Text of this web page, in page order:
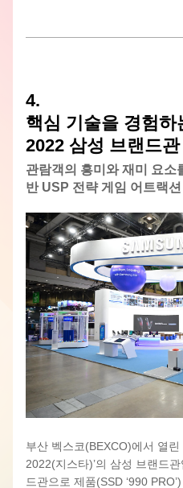
4.
핵심 기술을 경험하
2022 삼성 브랜드관
관람객의 흥미와 재미 요소
반 USP 전략 게임 어트랙션
부산 벡스코(BEXCO)에서 열린
2022(지스타)’의 삼성 브랜드
드관으로 제품(SSD ‘990